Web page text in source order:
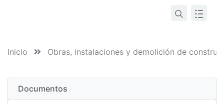
Inicio Obras, instalaciones y demolición de
Documentos